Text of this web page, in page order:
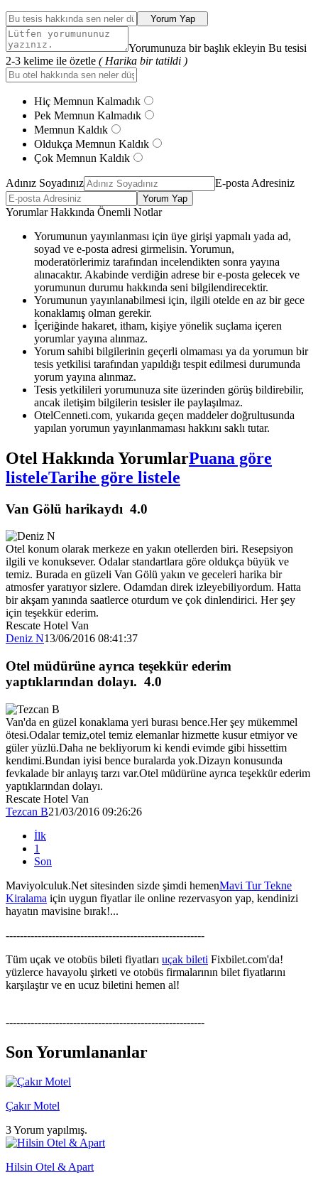
Yorum Yap
Yorumunuza bir başlık ekleyin Bu tesisi
2-3 kelime ile özetle ( Harika bir tatildi )
Hiç Memnun Kalmadık
Pek Memnun Kalmadık
Memnun Kaldık
Oldukça Memnun Kaldık
Çok Memnun Kaldık
Adınız Soyadınız E-posta Adresiniz
Yorum Yap
Yorumlar Hakkında Önemli Notlar
Yorumunun yayınlanması için üye girişi yapmalı yada ad,
soyad ve e-posta adresi girmelisin. Yorumun,
moderatörlerimiz tarafından incelendikten sonra yayına
alınacaktır. Akabinde verdiğin adrese bir e-posta gelecek ve
yorumunun durumu hakkında seni bilgilendirecektir.
Yorumunun yayınlanabilmesi için, ilgili otelde en az bir gece
konaklamış olman gerekir.
İçeriğinde hakaret, itham, kişiye yönelik suçlama içeren
yorumlar yayına alınmaz.
Yorum sahibi bilgilerinin geçerli olmaması ya da yorumun bir
tesis yetkilisi tarafından yapıldığı tespit edilmesi durumunda
yorum yayına alınmaz.
Tesis yetkilileri yorumunuza site üzerinden görüş bildirebilir,
ancak iletişim bilgilerin tesisler ile paylaşılmaz.
OtelCenneti.com, yukarıda geçen maddeler doğrultusunda
yapılan yorumun yayınlanmaması hakkını saklı tutar.
Otel Hakkında YorumlarPuana göre
listeleTarihe göre listele
Van Gölü harikaydı 4.0
Otel konum olarak merkeze en yakın otellerden biri. Resepsiyon
ilgili ve konuksever. Odalar standartlara göre oldukça büyük ve
temiz. Burada en güzeli Van Gölü yakın ve geceleri harika bir
atmosfer yaratıyor sizlere. Odamdan direk izleyebiliyordum. Hatta
bir akşam yanında saatlerce oturdum ve çok dinlendirici. Her şey
için teşekkür ederim.
Rescate Hotel Van
Deniz N13/06/2016 08:41:37
Otel müdürüne ayrıca teşekkür ederim
yaptıklarından dolayı. 4.0
Van'da en güzel konaklama yeri burası bence.Her şey mükemmel
ötesi.Odalar temiz,otel temiz elemanlar hizmette kusur etmiyor ve
güler yüzlü.Daha ne bekliyorum ki kendi evimde gibi hissettim
kendimi.Bundan iyisi bence buralarda yok.Dizayn konusunda
fevkalade bir anlayış tarzı var.Otel müdürüne ayrıca teşekkür ederim
yaptıklarından dolayı.
Rescate Hotel Van
Tezcan B21/03/2016 09:26:26
İlk
1
Son
Maviyolculuk.Net sitesinden sizde şimdi hemenMavi Tur Tekne
Kiralama için uygun fiyatlar ile online rezervasyon yap, kendinizi
hayatın mavisine bırak!...
--------------------------------------------------------
Tüm uçak ve otobüs bileti fiyatları uçak bileti Fixbilet.com'da!
yüzlerce havayolu şirketi ve otobüs firmalarının bilet fiyatlarını
karşılaştır ve en ucuz biletini hemen al!
--------------------------------------------------------
Son Yorumlananlar
Çakır Motel
3 Yorum yapılmış.
Hilsin Otel & Apart